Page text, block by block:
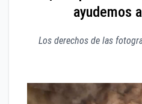
ayudemos
Los derechos de las